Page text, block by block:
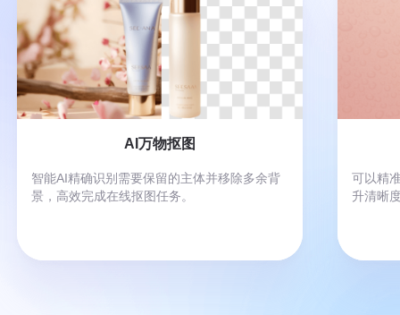
AI万物抠图
智能AI精确识别需要保留的主体并移除多余背
景，高效完成在线抠图任务。
可以精
升清晰